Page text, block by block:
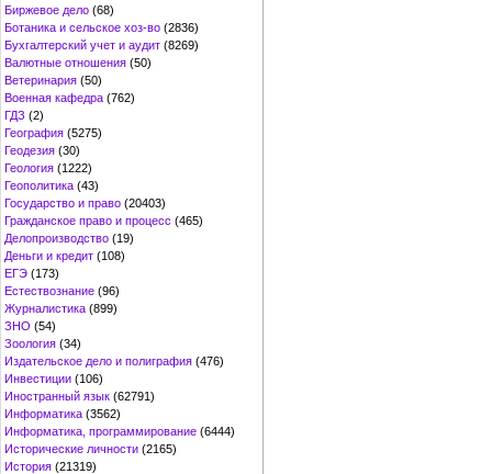
Биржевое дело (68)
Ботаника и сельское хоз-во (2836)
Бухгалтерский учет и аудит (8269)
Валютные отношения (50)
Ветеринария (50)
Военная кафедра (762)
ГДЗ (2)
География (5275)
Геодезия (30)
Геология (1222)
Геополитика (43)
Государство и право (20403)
Гражданское право и процесс (465)
Делопроизводство (19)
Деньги и кредит (108)
ЕГЭ (173)
Естествознание (96)
Журналистика (899)
ЗНО (54)
Зоология (34)
Издательское дело и полиграфия (476)
Инвестиции (106)
Иностранный язык (62791)
Информатика (3562)
Информатика, программирование (6444)
Исторические личности (2165)
История (21319)